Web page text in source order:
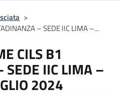
>
– SEDE IIC LIMA –...
CILS B1
SEDE IIC LIMA –
2024